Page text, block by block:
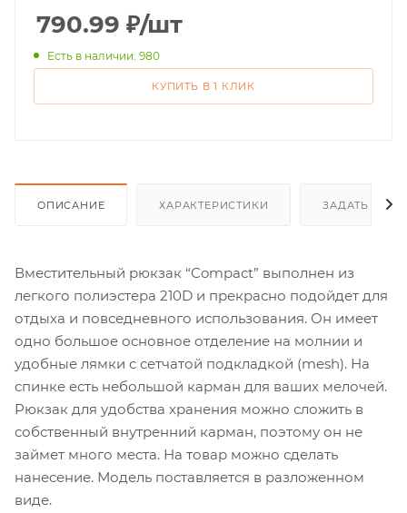
790.99 ₽/шт
Есть в наличии: 980
КУПИТЬ В 1 КЛИК
ОПИСАНИЕ ХАРАКТЕРИСТИКИ ЗАДАТЬ
Вместительный рюкзак “Compact” выполнен из
легкого полиэстера 210D и прекрасно подойдет для
отдыха и повседневного использования. Он имеет
одно большое основное отделение на молнии и
удобные лямки с сетчатой подкладкой (mesh). На
спинке есть небольшой карман для ваших мелочей.
Рюкзак для удобства хранения можно сложить в
собственный внутренний карман, поэтому он не
займет много места. На товар можно сделать
нанесение. Модель поставляется в разложенном
виде.